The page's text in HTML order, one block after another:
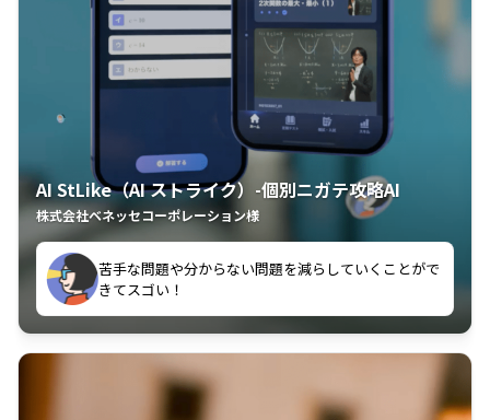
AI StLike（AI ストライク）-個別ニガテ攻略AI
株式会社ベネッセコーポレーション様
苦手な問題や分からない問題を減らしていくことがで
きてスゴい！
学校とか塾の授業を休んでしまったときに、代わりに
授業動画を見て理解できるのでありがたいです。